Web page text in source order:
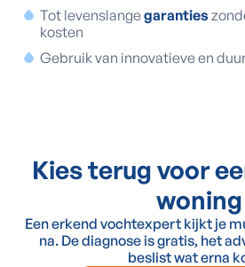
Tot levenslangegaranties
kosten
Gebruik van innovatieve en
Kies terug voor
woning
Een erkend vochtexpert kijkt je
na. De diagnose is gratis, het
beslist wat erna